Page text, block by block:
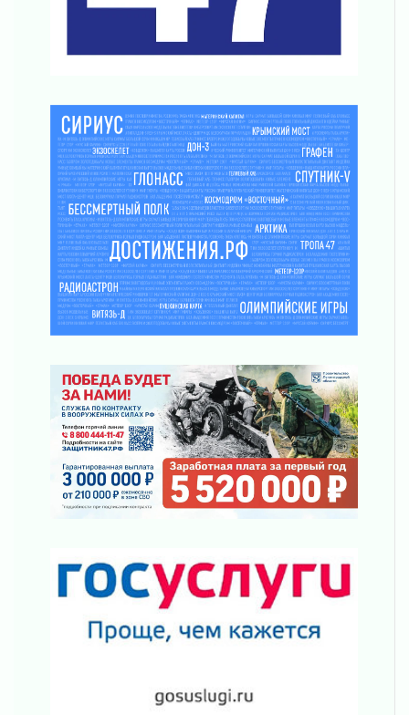
03 августа 2026
Строительные компании Ленобласти
подняли зарплаты почти на 40% за год
Шесть новых жизней в честь дня рождения
Ленинградской области
03 августа 2026
Уроки безопасности для детей и взрослых
03 августа 2026
Ленобласть отмечает День Воздушно-
десантных войск
02 августа 2026
«Активное лето»
02 августа 2026
Ленобласть отметила заслуги жителей перед
регионом и страной
Ладога — не пруд
02 августа 2026
ПСК через Гослуслуги напомнит жителям
Ленинградской области о неоплаченных
счетах
02 августа 2026
Пропавшего подростка нашли в Кировском
районе Ленобласти
Жителям Ленобласти напомнили, как
действовать при укусе клеща
02 августа 2026
В Ивангороде назвали новых почетных
граждан Ленинградской области